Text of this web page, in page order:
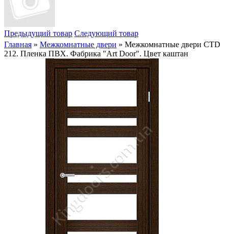
Предыдущий товар Следующий товар
Главная » Межкомнатные двери » Межкомнатные двери CTD
212. Пленка ПВХ. Фабрика "Art Door". Цвет каштан